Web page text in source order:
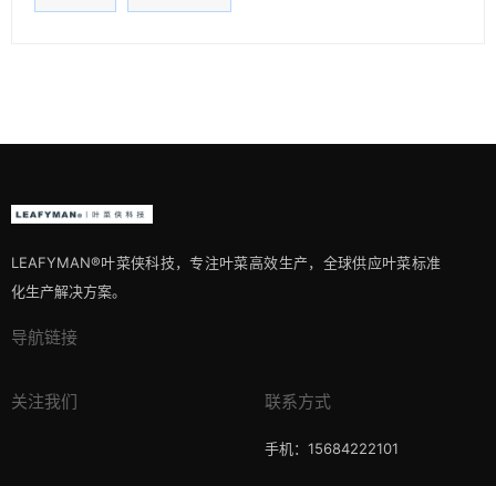
LEAFYMAN®️叶菜侠科技，专注叶菜高效生产，全球供应叶菜标准
化生产解决方案。
导航链接
关注我们 联系方式
手机：15684222101